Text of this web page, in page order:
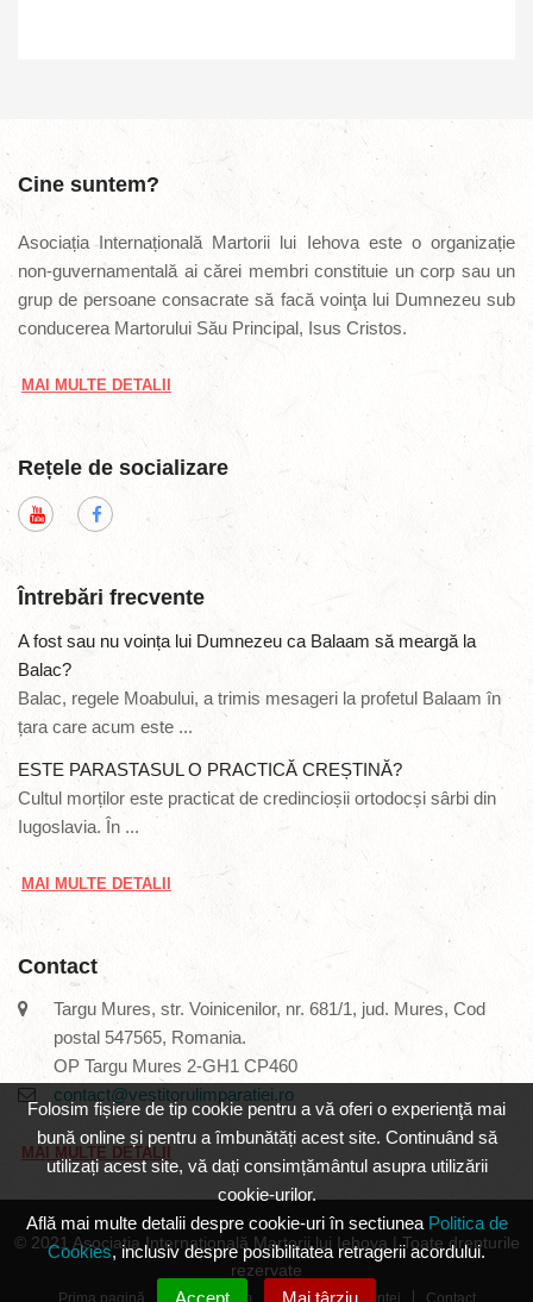
Cine suntem?
Asociația Internațională Martorii lui Iehova este o organizație
non-guvernamentală ai cărei membri constituie un corp sau un
grup de persoane consacrate să facă voinţa lui Dumnezeu sub
conducerea Martorului Său Principal, Isus Cristos.
MAI MULTE DETALII
Rețele de socializare
Întrebări frecvente
A fost sau nu voința lui Dumnezeu ca Balaam să meargă la
Balac?
Balac, regele Moabului, a trimis mesageri la profetul Balaam în
țara care acum este ...
ESTE PARASTASUL O PRACTICĂ CREȘTINĂ?
Cultul morților este practicat de credincioșii ortodocși sârbi din
Iugoslavia. În ...
MAI MULTE DETALII
Contact
Targu Mures, str. Voinicenilor, nr. 681/1, jud. Mures, Cod
postal 547565, Romania.
OP Targu Mures 2-GH1 CP460
contact@vestitorulimparatiei.ro
MAI MULTE DETALII
© 2021 Asociația Internațională Martorii lui Iehova | Toate drepturile
rezervate
Prima pagină Cine suntem Principiile credinței Contact
Folosim fișiere de tip cookie pentru a vă oferi o experienţă mai
bună online și pentru a îmbunătăți acest site. Continuând să
utilizați acest site, vă dați consimțământul asupra utilizării
cookie-urilor.
Află mai multe detalii despre cookie-uri în sectiunea Politica de
Cookies, inclusiv despre posibilitatea retragerii acordului.
Accept Mai târziu